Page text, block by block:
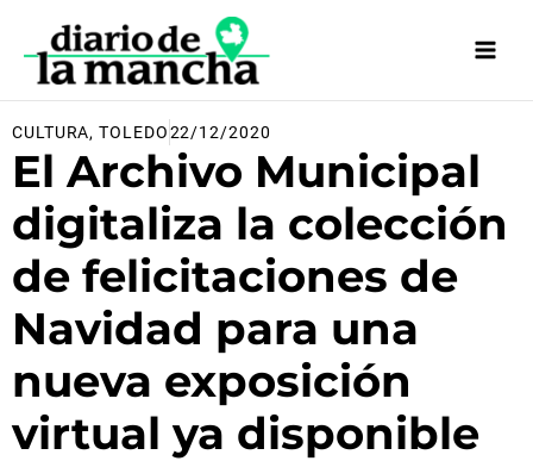
contenido
CULTURA,TOLEDO22/12/2020
El Archivo Municipal
digitaliza la colección
de felicitaciones de
Navidad para una
nueva exposición
virtual ya disponible